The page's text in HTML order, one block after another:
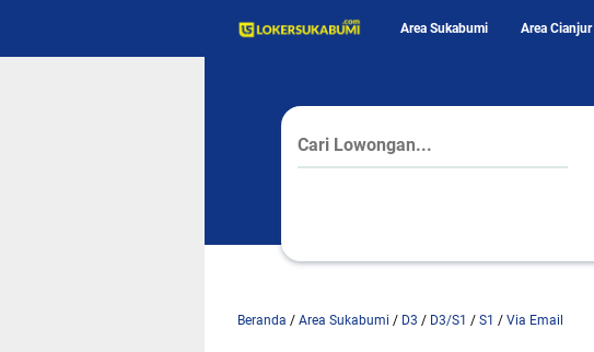
Area Sukabumi Area Cianjur
Beranda / Area Sukabumi / D3 / D3/S1 / S1 / Via Email